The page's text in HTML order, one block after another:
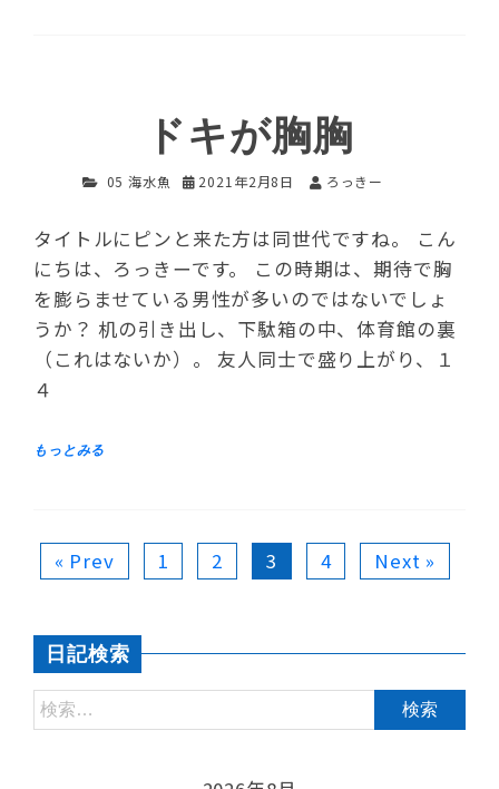
ドキが胸胸
05 海水魚 2021年2月8日 ろっきー
タイトルにピンと来た方は同世代ですね。 こん
にちは、ろっきーです。 この時期は、期待で胸
を膨らませている男性が多いのではないでしょ
うか？ 机の引き出し、下駄箱の中、体育館の裏
（これはないか）。 友人同士で盛り上がり、１
４
« Prev 1 2 3 4 Next »
日記検索